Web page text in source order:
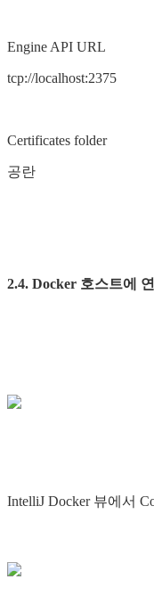
Engine API URL
tcp://localhost:2375
Certificates folder
공란
2.4. Docker 호스트에
IntelliJ Docker 뷰에서